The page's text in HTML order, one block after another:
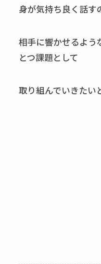
身が気持ち良く話す
相手に響かせるよう
とつ課題として
取り組んでいきたい